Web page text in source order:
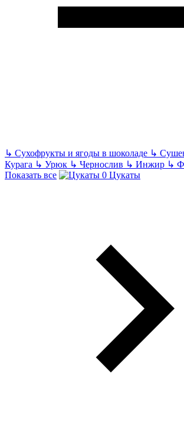
↳ Сухофрукты и ягоды в шоколаде ↳
Курага ↳ Урюк ↳ Чернослив ↳ Инжир ↳
Показать все
Цукаты